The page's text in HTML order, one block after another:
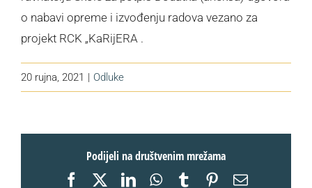
o nabavi opreme i izvođenju radova vezano za
projekt RCK „KaRijERA .
20 rujna, 2021 | Odluke
Podijeli na društvenim mrežama
FacebookLinkedInWhatsApp
TumblrPinterestEmail: